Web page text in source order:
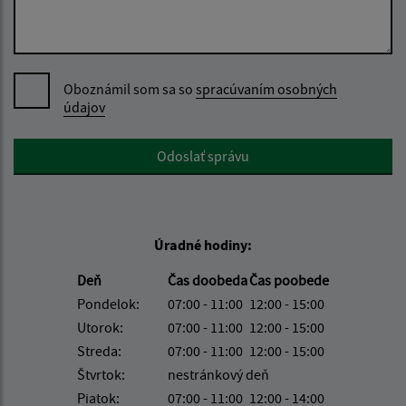
Oboznámil som sa so spracúvaním osobných
údajov
Google reCaptcha ResponseOdoslať správu
Úradné hodiny:
Deň
Čas doobedaČas poobede
Pondelok:
07:00 - 11:00 12:00 - 15:00
Utorok:
07:00 - 11:00 12:00 - 15:00
Streda:
07:00 - 11:00 12:00 - 15:00
Štvrtok:
nestránkový deň
Piatok:
07:00 - 11:00 12:00 - 14:00